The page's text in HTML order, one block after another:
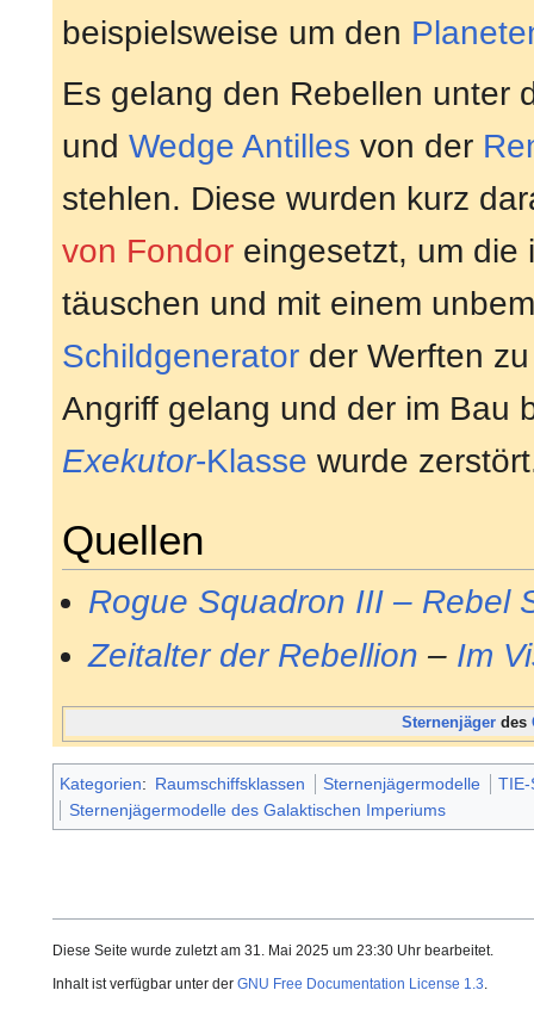
beispielsweise um den
Es gelang den Rebellen unter
und Wedge Antilles von der
stehlen. Diese wurden kurz
von Fondor eingesetzt, um die
täuschen und mit einem
Schildgenerator der Werften
Angriff gelang und der im Bau
Exekutor-Klasse wurde
Quellen
Rogue Squadron III – Rebel
Zeitalter der Rebellion – Im
Sternenjäger des
Kategorien: Raumschiffsklassen Sternenjägermodelle
Sternenjägermodelle des Galaktischen Imperiums
Diese Seite wurde zuletzt am 31. Mai 2025 um 23:30 Uhr bearbeitet.
Inhalt ist verfügbar unter der GNU Free Documentation License 1.3